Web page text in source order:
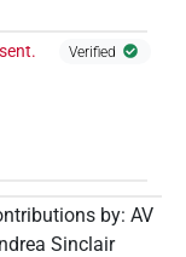
Verified
by: AV
Sinclair